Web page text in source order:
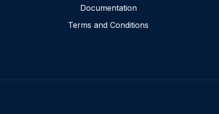
Documentation
Terms and Conditions